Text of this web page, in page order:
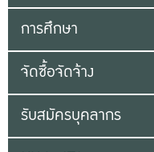
การศึกษา
จัดซื้อจัดจ้าง
รับสมัครบุคลากร